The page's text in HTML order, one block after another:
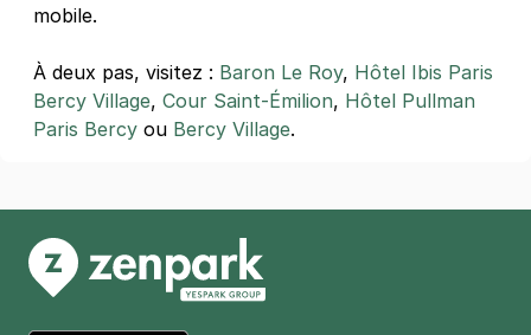
mobile.
À deux pas, visitez : Baron Le Roy, Hôtel Ibis Paris
Bercy Village, Cour Saint-Émilion, Hôtel Pullman
Paris Bercy ou Bercy Village.